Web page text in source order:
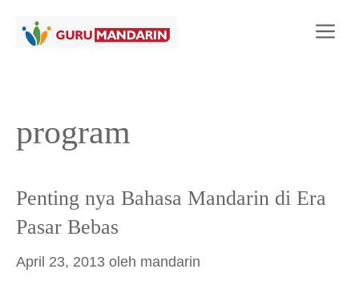
program
Penting nya Bahasa Mandarin di Era
Pasar Bebas
April 23, 2013 oleh mandarin